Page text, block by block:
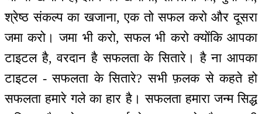
श्रेष्ठ संकल्प का खजाना, एक तो सफल करो और दूसरा
जमा करो। जमा भी करो, सफल भी करो क्योंकि आपका
टाइटल है, वरदान है सफलता के सितारे। है ना आपका
टाइटल - सफलता के सितारे? सभी फ़लक से कहते हो
सफलता हमारे गले का हार है। सफलता हमारा जन्म सिद्ध